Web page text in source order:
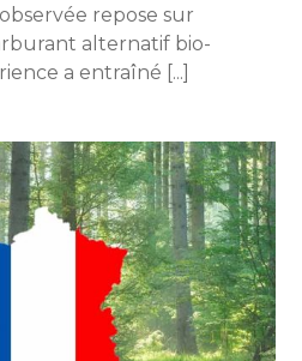
repose sur
alternatif bio-
a entraîné [...]